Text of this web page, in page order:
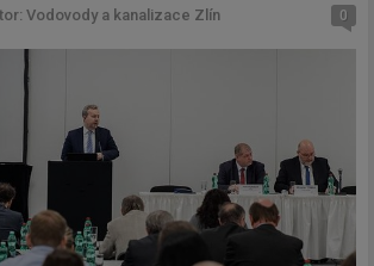
Vodovody a kanalizace Zlín 0